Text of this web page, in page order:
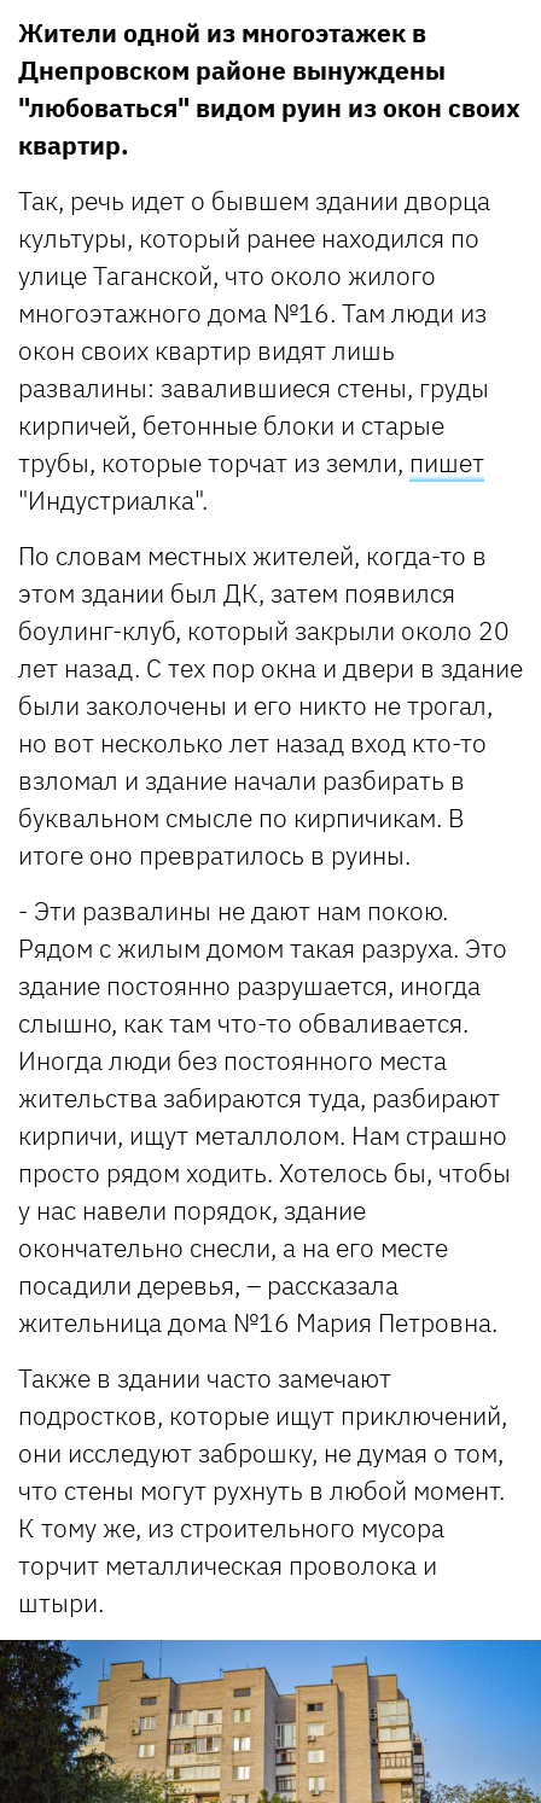
Жители одной из многоэтажек в
Днепровском районе вынуждены
"любоваться" видом руин из окон своих
квартир.
Так, речь идет о бывшем здании дворца
культуры, который ранее находился по
улице Таганской, что около жилого
многоэтажного дома №16. Там люди из
окон своих квартир видят лишь
развалины: завалившиеся стены, груды
кирпичей, бетонные блоки и старые
трубы, которые торчат из земли, пишет
"Индустриалка".
По словам местных жителей, когда-то в
этом здании был ДК, затем появился
боулинг-клуб, который закрыли около 20
лет назад. С тех пор окна и двери в здание
были заколочены и его никто не трогал,
но вот несколько лет назад вход кто-то
взломал и здание начали разбирать в
буквальном смысле по кирпичикам. В
итоге оно превратилось в руины.
- Эти развалины не дают нам покою.
Рядом с жилым домом такая разруха. Это
здание постоянно разрушается, иногда
слышно, как там что-то обваливается.
Иногда люди без постоянного места
жительства забираются туда, разбирают
кирпичи, ищут металлолом. Нам страшно
просто рядом ходить. Хотелось бы, чтобы
у нас навели порядок, здание
окончательно снесли, а на его месте
посадили деревья, – рассказала
жительница дома №16 Мария Петровна.
Также в здании часто замечают
подростков, которые ищут приключений,
они исследуют заброшку, не думая о том,
что стены могут рухнуть в любой момент.
К тому же, из строительного мусора
торчит металлическая проволока и
штыри.